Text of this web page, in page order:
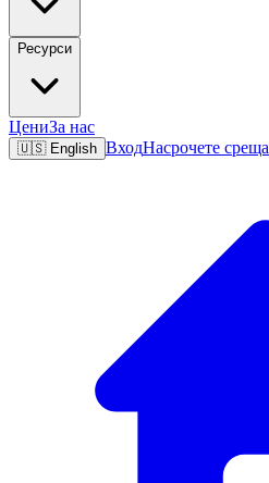
Ресурси
ЦениЗа нас
🇺🇸 English ВходНасрочете среща